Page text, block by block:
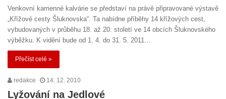
Venkovní kamenné kalvárie se představí na právě připravované výstavě
„Křížové cesty Šluknovska“. Ta nabídne příběhy 14 křížových cest,
vybudovaných v průběhu 18. až 20. století ve 14 obcích Šluknovského
výběžku. K vidění bude od 1. 4. do 31. 5. 2011…
Přečíst celé »
redakce 14. 12. 2010
Lyžování na Jedlové